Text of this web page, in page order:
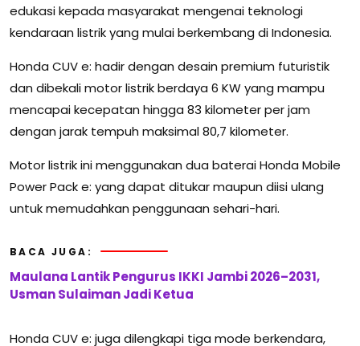
edukasi kepada masyarakat mengenai teknologi
kendaraan listrik yang mulai berkembang di Indonesia.
Honda CUV e: hadir dengan desain premium futuristik
dan dibekali motor listrik berdaya 6 KW yang mampu
mencapai kecepatan hingga 83 kilometer per jam
dengan jarak tempuh maksimal 80,7 kilometer.
Motor listrik ini menggunakan dua baterai Honda Mobile
Power Pack e: yang dapat ditukar maupun diisi ulang
untuk memudahkan penggunaan sehari-hari.
BACA JUGA:
Maulana Lantik Pengurus IKKI Jambi 2026–2031,
Usman Sulaiman Jadi Ketua
Honda CUV e: juga dilengkapi tiga mode berkendara,